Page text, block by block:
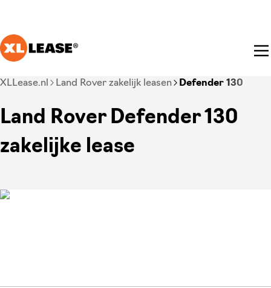
Je bent nu voorbij het hoofdmenu
XLLease.nl Land Rover zakelijk leasen Defender 130
Land Rover Defender 130
zakelijke lease